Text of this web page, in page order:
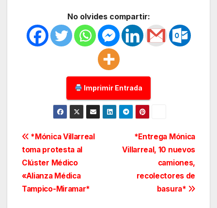
No olvides compartir:
Imprimir Entrada
Navegación
de
entradas
*Entrega Mónica
Villarreal, 10 nuevos
camiones,
recolectores de
basura*
*Mónica Villarreal
toma protesta al
Clúster Médico
«Alianza Médica
Tampico-Miramar*